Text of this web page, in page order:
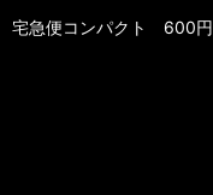
宅急便コンパクト 600円